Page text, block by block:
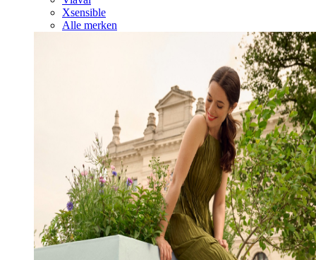
Xsensible
Alle merken